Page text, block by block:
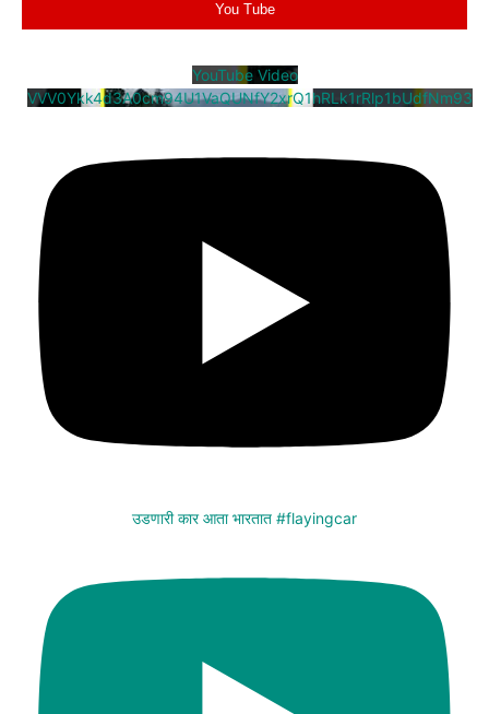
You Tube
YouTube Video
VVV0Ykk4d3A0cm94U1VaQUNfY2xrQ1hRLk1rRlp1bUdfNm93
उडणारी कार आता भारतात #flayingcar